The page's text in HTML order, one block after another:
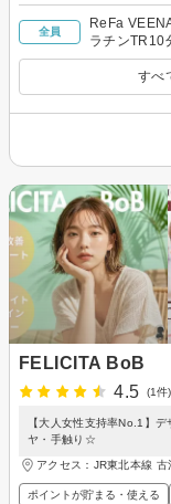
全員
ReFa
ラチンTR10
すべ
FELICITA BoB
4.5
(1件)
【大人女性支持率No.1】
ヤ・手触り☆
アクセス：JR東北本線
ポイントが貯まる・使える